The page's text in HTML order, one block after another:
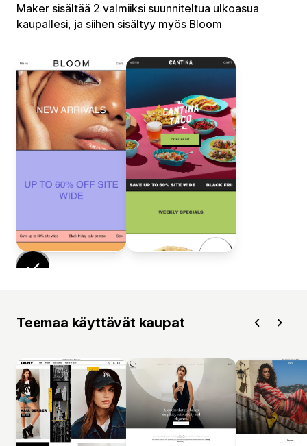
Maker sisältää 2 valmiiksi suunniteltua ulkoasua
kaupallesi, ja siihen sisältyy myös Bloom
Teemaa käyttävät kaupat